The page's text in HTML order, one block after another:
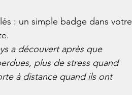
: un simple badge dans votre
a découvert après que
plus de stress quand
à distance quand ils ont